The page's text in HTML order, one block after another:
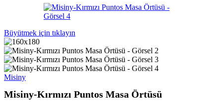
Büyütmek için tıklayın
Misiny
Misiny-Kırmızı Puntos Masa Örtüsü